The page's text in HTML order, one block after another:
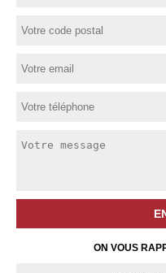
ON VOUS